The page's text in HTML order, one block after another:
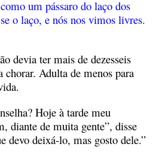
um pássaro do laço dos
o laço, e nós nos vimos livres.
devia ter mais de dezesseis
chorar. Adulta de menos para
Hoje à tarde meu
diante de muita gente”, disse
devo deixá-lo, mas gosto dele.”